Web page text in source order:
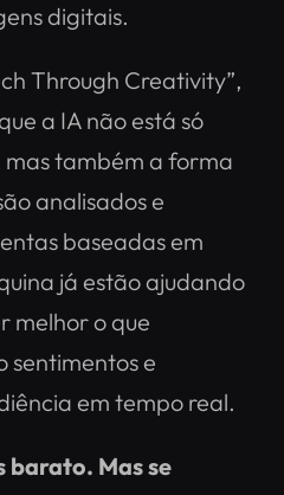
digitais.
Through Creativity”,
a IA não está só
também a forma
analisados e
baseadas em
já estão ajudando
melhor o que
sentimentos e
em tempo real.
barato. Mas se